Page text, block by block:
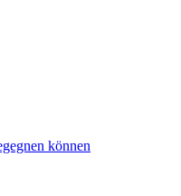
können